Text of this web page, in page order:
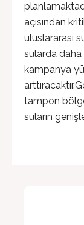
açısından
uluslararası
sularda
kampanya
tampon
suların